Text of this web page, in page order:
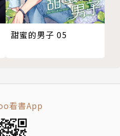
甜蜜的男子 05
看書App